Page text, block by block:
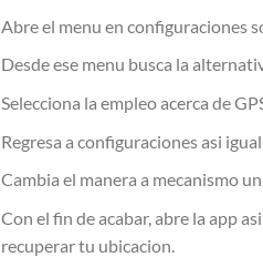
Abre el menu en configuraciones
Desde ese menu busca la
Selecciona la empleo acerca de
Regresa a configuraciones asi­
Cambia el manera a mecanismo
Con el fin de acabar, abre la app
recuperar tu ubicacion.